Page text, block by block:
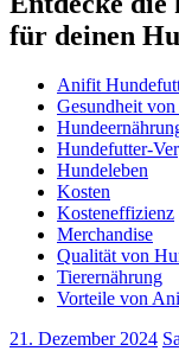
für deinen
Anifit
Gesundheit
Hundefutter-
Hundeleben
Kosten
Kosteneffizienz
Merchandise
Qualität von
Tierernährung
Vorteile von
21. Dezember 2024